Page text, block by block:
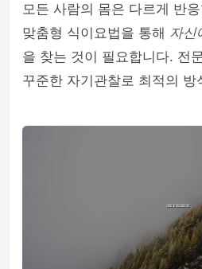
모든 사람의 몸은 다르게 반
맞춤형 식이요법을 통해 자신
을 찾는 것이 필요합니다. 전
꾸준한 자기관찰로 최적의 방